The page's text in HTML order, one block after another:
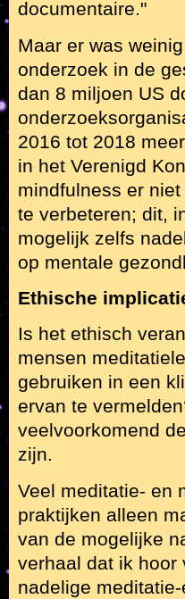
documentaire."
Maar er was
onderzoek in de
dan 8 miljoen US
2016 tot 2018
in het Verenigd
mindfulness er
te verbeteren; dit,
mogelijk zelfs
op mentale
Ethische
Is het ethisch
mensen
gebruiken in een
ervan te
veelvoorkomend
zijn.
Veel meditatie- en
praktijken alleen
van de mogelijke
verhaal dat ik hoor
nadelige